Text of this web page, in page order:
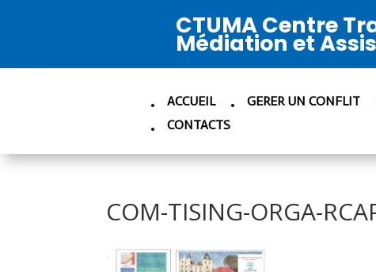
CTUMA Centre
Médiation et
ACCUEIL GERER UN CONFLIT
CONTACTS
COM-TISING-ORGA-